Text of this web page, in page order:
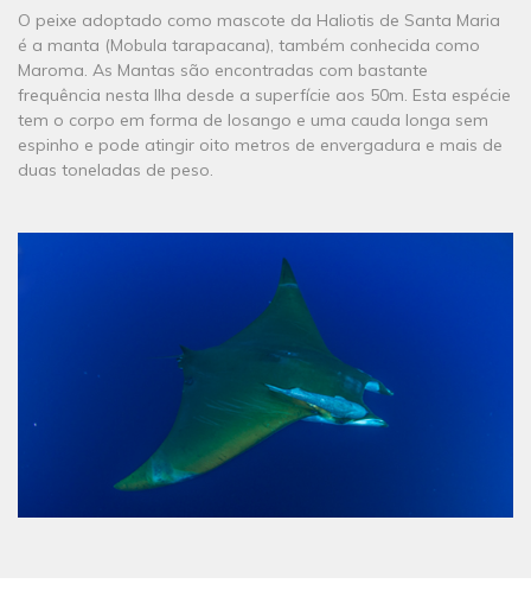
O peixe adoptado como mascote da Haliotis de Santa Maria
é a manta (Mobula tarapacana), também conhecida como
Maroma. As Mantas são encontradas com bastante
frequência nesta Ilha desde a superfície aos 50m. Esta espécie
tem o corpo em forma de losango e uma cauda longa sem
espinho e pode atingir oito metros de envergadura e mais de
duas toneladas de peso.